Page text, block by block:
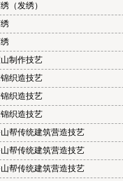
（发绣）
制作技艺
织造技艺
织造技艺
织造技艺
帮传统建筑营造技艺
帮传统建筑营造技艺
帮传统建筑营造技艺